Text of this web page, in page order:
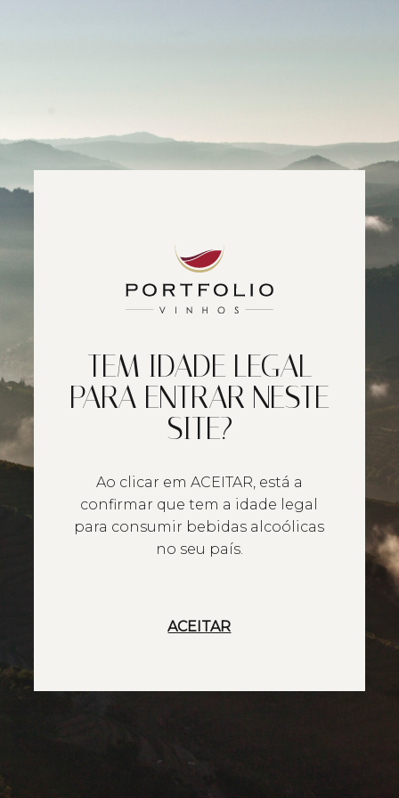
TEM IDADE LEGAL
PARA ENTRAR NESTE
SITE?
Ao clicar em ACEITAR, está a
confirmar que tem a idade legal
para consumir bebidas alcoólicas
no seu país.
ACEITAR